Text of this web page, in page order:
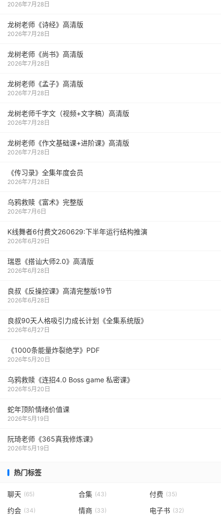
2026年7月28日
龙树老师《诗经》高清版
2026年7月28日
龙树老师《尚书》高清版
2026年7月28日
龙树老师《孟子》高清版
2026年7月28日
龙树老师千字文（视频+文字稿）高清版
2026年7月28日
龙树老师《作文基础课+进阶课》高清版
2026年7月28日
《传习录》全集年度会员
2026年7月28日
乌鸦救赎《富术》完整版
2026年7月6日
K线舞者6付费文260629:下半年运行结构推演
2026年6月29日
瑞恩《搭讪大师2.0》高清版
2026年6月28日
良叔《反操控课》高清完整版19节
2026年6月28日
良叔90天人格吸引力成长计划《全集系统版》
2026年6月27日
《1000‮能条‬‎量‮裂炸‬‎绝学》PDF
2026年5月20日
乌鸦救赎《连招4.0 Boss game 私密课》
2026年5月20日
蛇年顶阶情绪价值课
2026年5月19日
阮琦老师《365真我修炼课》
2026年5月19日
热门标签
聊天 (65) 合集 (43) 付费 (35)
约会 (34) 情商 (33) 电子书 (32)